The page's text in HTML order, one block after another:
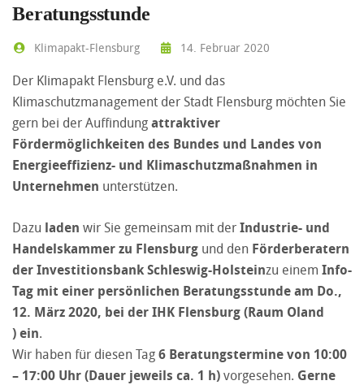
Beratungsstunde
Klimapakt-Flensburg 14. Februar 2020
Der Klimapakt Flensburg e.V. und das
Klimaschutzmanagement der Stadt Flensburg möchten Sie
gern bei der Auffindungattraktiver
Fördermöglichkeiten des Bundes und Landes von
Energieeffizienz- und Klimaschutzmaßnahmen in
Unternehmen unterstützen.
Dazu laden wir Sie gemeinsam mit derIndustrie- und
Handelskammer zu Flensburg und den Förderberatern
der Investitionsbank Schleswig-Holsteinzu einem Info-
Tag mit einer persönlichen Beratungsstunde am Do.,
12. März 2020, bei der IHK Flensburg (Raum Oland
) ein.
Wir haben für diesen Tag6 Beratungstermine von 10:00
– 17:00 Uhr (Dauer jeweils ca. 1 h)vorgesehen. Gerne